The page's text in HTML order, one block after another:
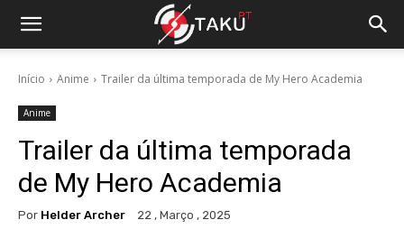
Início Anime Trailer da última temporada de My Hero Academia
Anime
Trailer da última temporada
de My Hero Academia
Por Helder Archer 22 , Março , 2025